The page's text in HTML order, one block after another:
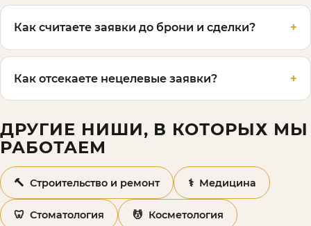
Как считаете заявки до брони и сделки?
Как отсекаете нецелевые заявки?
ДРУГИЕ НИШИ, В КОТОРЫХ МЫ
РАБОТАЕМ
🔨 Строительство и ремонт ⚕️ Медицина
🦷 Стоматология 💆 Косметология